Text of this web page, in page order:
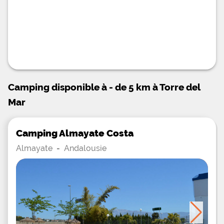
Camping Torre del Mar, les vacanciers en quête de
s’installer dans le cadre chaleureux du restaurant
et déguster de délicieux plats méditerranéens
élaborés à partir des produits qu’offrent la mer et
propose également un dépaysement total en
Camping disponible à - de 5 km à Torre del
Mar
Camping Almayate Costa
Almayate - Andalousie